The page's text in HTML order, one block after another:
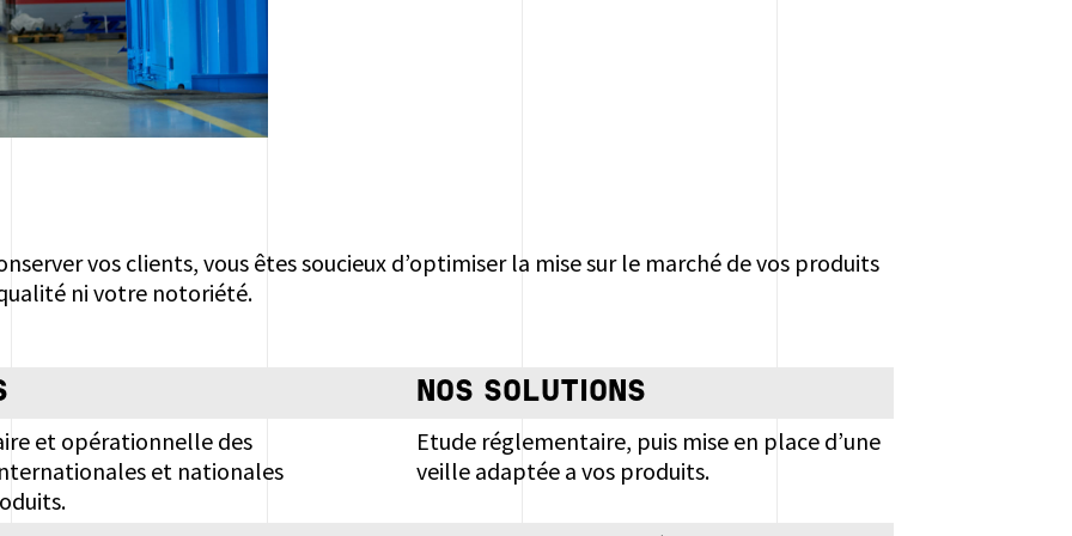
vos clients, vous êtes soucieux d’optimiser la mise sur le marché de vos produits
ni votre notoriété.
NOS SOLUTIONS
et opérationnelle des
et nationales
Etude réglementaire, puis mise en place d’une
veille adaptée a vos produits.